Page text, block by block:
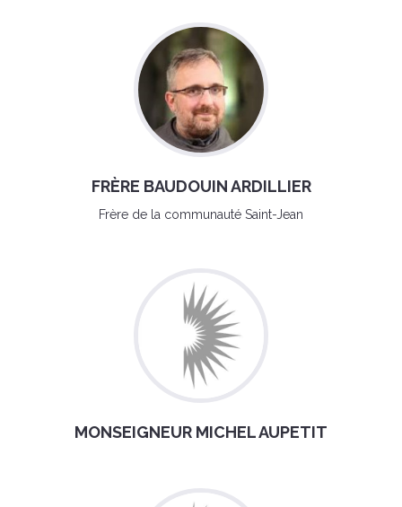
FRÈRE BAUDOUIN ARDILLIER
Frère de la communauté Saint-Jean
MONSEIGNEUR MICHEL AUPETIT